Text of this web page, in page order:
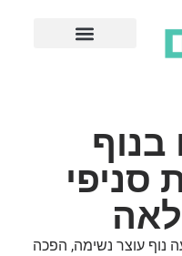
בנוף
סניפי
נוף עוצר נשימה, הפכה